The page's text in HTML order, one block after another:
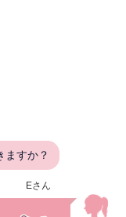
ますか？
Eさん